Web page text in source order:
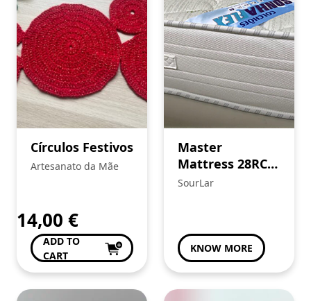
Círculos Festivos
Artesanato da Mãe
14,00 €
ADD TO
CART
Master
Mattress 28RCC
22 cm Aloé Vera
SourLar
KNOW MORE